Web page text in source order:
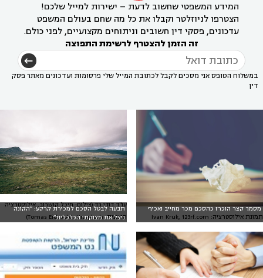
המידע המשפטי שחשוב לדעת – ישירות למייל שלכם!
הצטרפו לניוזלטר וקבלו את כל מה שחם בעולם המשפט
עדכונים, פסקי דין חשובים וניתוחים מקצועיים, לפני כולם.
זה הזמן להצטרף לרשימת התפוצה
במשלוח הטופס אני מסכים לקבל לכתובת המייל שלי פרסומות ועדכונים מאתר פסק
דין
מסמך קצר הוכרז כהסכם מכר מחייב ואכיף
תמונת אילוסטרציה: Ivan Kruk, 123rf.com
תבעה לבטל הסכם למכירת קרקע: ״הקונה
ניצל את מצוקתי הכלכלית״
עו"ד דודי רד (צילום: מיכל קושרוב, אילוסטרציה
חיצונית: Tomas Eidsvold, Unsplash)